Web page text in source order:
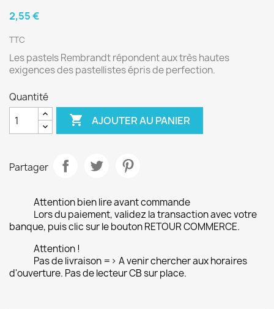
2,55 €
TTC
Les pastels Rembrandt répondent aux très hautes
exigences des pastellistes épris de perfection.
Quantité
 AJOUTER AU PANIER
Partager
Attention bien lire avant commande
Lors du paiement, validez la transaction avec votre
banque, puis clic sur le bouton RETOUR COMMERCE.
Attention !
Pas de livraison => A venir chercher aux horaires
d'ouverture. Pas de lecteur CB sur place.